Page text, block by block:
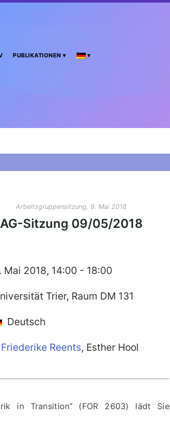
PUBLIKATIONEN
Arbeitsgruppensitzung, 9. Mai 2018
AG-Sitzung 09/05/2018
Mai 2018, 14:00 - 18:00
Trier, Raum DM 131
Deutsch
Friederike Reents, Esther Hool
in Transition“ (FOR 2603) lädt Sie